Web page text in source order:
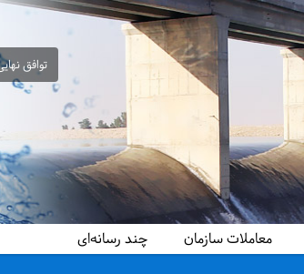
توافق
معاملات سازمان چند رسانه‌ای